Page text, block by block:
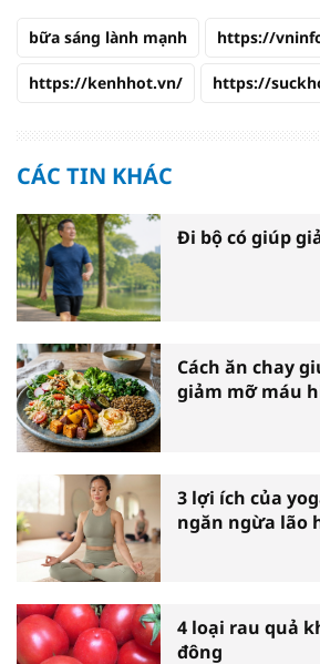
bữa sáng lành mạnh https://
https://kenhhot.vn/ https://
CÁC TIN KHÁC
Đi bộ có giúp
Cách ăn chay
giảm mỡ máu
3 lợi ích của
ngăn ngừa lão
4 loại rau quả
đông